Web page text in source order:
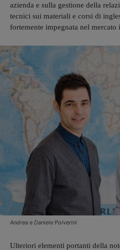
azienda e sulla gestione della
tecnici sui materiali e corsi di
fortemente impegnata nel mercato
Andrea e Daniele Polverini
Ulteriori elementi portanti della